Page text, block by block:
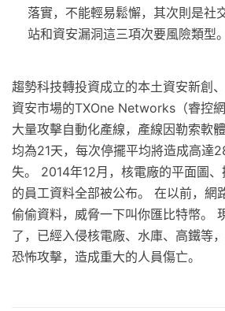
落實，不能輕易鬆懈，其次則是社
站和資安漏洞這三項次要風險類型。
趨勢科技轉投資成立的本土資安新創
資安市場的TXOne Networks（睿控
大量攻擊自動化產線，產線因勒索軟
均為21天，每次停擺平均將造成高達
失。 2014年12月，核電廠的平面圖、
的員工資料全部被公布。 在以前，網
偷偷資料，威脅一下叫你匯比特幣。
了，已經入侵核電廠、水庫、高鐵等
恐怖攻擊，造成重大的人員傷亡。